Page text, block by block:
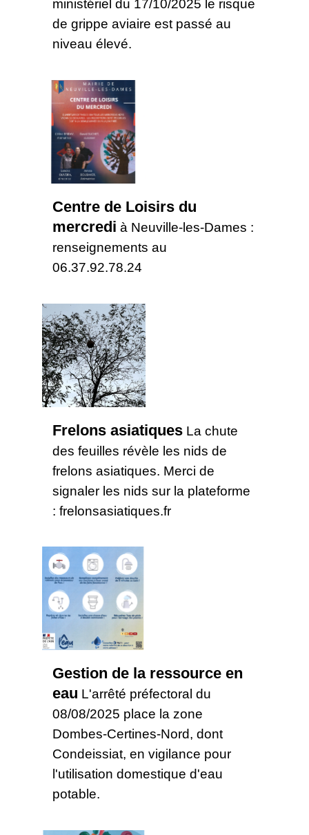
ministériel du 17/10/2025 le risque
de grippe aviaire est passé au
niveau élevé.
Centre de Loisirs du
mercredi à Neuville-les-Dames :
renseignements au
06.37.92.78.24
Frelons asiatiques La chute
des feuilles révèle les nids de
frelons asiatiques. Merci de
signaler les nids sur la plateforme
: frelonsasiatiques.fr
Gestion de la ressource en
eau L'arrêté préfectoral du
08/08/2025 place la zone
Dombes-Certines-Nord, dont
Condeissiat, en vigilance pour
l'utilisation domestique d'eau
potable.